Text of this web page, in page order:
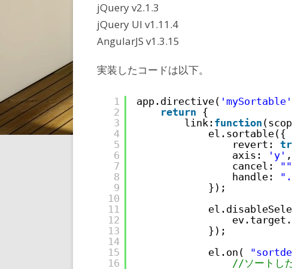
jQuery v2.1.3
jQuery UI v1.11.4
AngularJS v1.3.15
実装したコードは以下。
1
2
3
4
5
6
7
8
9
10
11
12
13
14
15
16
app.directive( 'mySortable'
return {
link: function
el.sortable({
revert:
axis:
'y' ,
cancel: ""
handle:
});
});
el.on(
//ソートし